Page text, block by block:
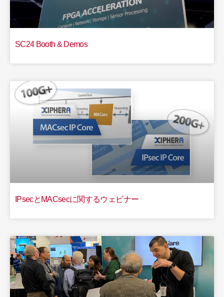
SC24 Booth & Demos
IPsecとMACsecに関するウェビナー